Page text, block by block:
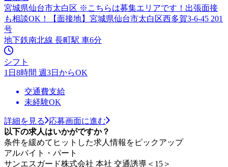
宮城県仙台市太白区 ※こちらは募集エリアです！出張面接
も相談OK！【面接地】宮城県仙台市太白区西多賀3-6-45 201
号
地下鉄南北線 長町駅 車6分
シフト
1日8時間 週3日からOK
交通費支給
未経験OK
詳細を見る
応募画面に進む
以下の求人はいかがですか？
条件を緩めてヒットした求人情報をピックアップ
アルバイト・パート
サンエスガード株式会社 本社 交通誘導＜15＞